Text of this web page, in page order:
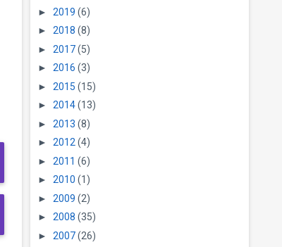
► 2019 (6)
► 2018 (8)
► 2017(5)
► 2016 (3)
► 2015 (15)
► 2014(13)
► 2013 (8)
► 2012(4)
► 2011 (6)
► 2010 (1)
► 2009 (2)
► 2008 (35)
► 2007(26)